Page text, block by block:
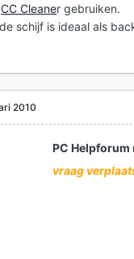
CC Cleaner gebruiken.
schijf is ideaal als
2010
PC
vraag